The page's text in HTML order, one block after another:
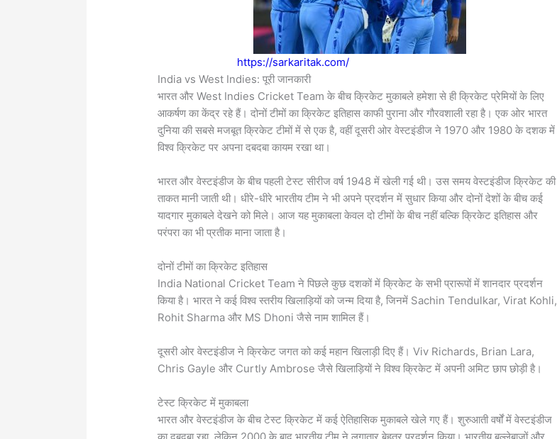
https://sarkaritak.com/
India vs West Indies: पूरी जानकारी
भारत औरWest Indies Cricket Team के बीच क्रिकेट मुकाबले हमेशा से ही क्रिकेट प्रेमियों के लिए
आकर्षण का केंद्र रहे हैं। दोनों टीमों का क्रिकेट इतिहास काफी पुराना और गौरवशाली रहा है। एक ओर भारत
दुनिया की सबसे मजबूत क्रिकेट टीमों में से एक है, वहीं दूसरी ओर वेस्टइंडीज ने 1970 और 1980 के दशक में
विश्व क्रिकेट पर अपना दबदबा कायम रखा था।
भारत और वेस्टइंडीज के बीच पहली टेस्ट सीरीज वर्ष 1948 में खेली गई थी। उस समय वेस्टइंडीज क्रिकेट की
ताकत मानी जाती थी। धीरे-धीरे भारतीय टीम ने भी अपने प्रदर्शन में सुधार किया और दोनों देशों के बीच कई
यादगार मुकाबले देखने को मिले। आज यह मुकाबला केवल दो टीमों के बीच नहीं बल्कि क्रिकेट इतिहास और
परंपरा का भी प्रतीक माना जाता है।
दोनों टीमों का क्रिकेट इतिहास
India National Cricket Team ने पिछले कुछ दशकों में क्रिकेट के सभी प्रारूपों में शानदार प्रदर्शन
किया है। भारत ने कई विश्व स्तरीय खिलाड़ियों को जन्म दिया है, जिनमें Sachin Tendulkar,Virat Kohli,
Rohit Sharma और MS Dhoni जैसे नाम शामिल हैं।
दूसरी ओर वेस्टइंडीज ने क्रिकेट जगत को कई महान खिलाड़ी दिए हैं।Viv Richards, Brian Lara,
Chris Gayle और Curtly Ambrose जैसे खिलाड़ियों ने विश्व क्रिकेट में अपनी अमिट छाप छोड़ी है।
टेस्ट क्रिकेट में मुकाबला
भारत और वेस्टइंडीज के बीच टेस्ट क्रिकेट में कई ऐतिहासिक मुकाबले खेले गए हैं। शुरुआती वर्षों में वेस्टइंडीज